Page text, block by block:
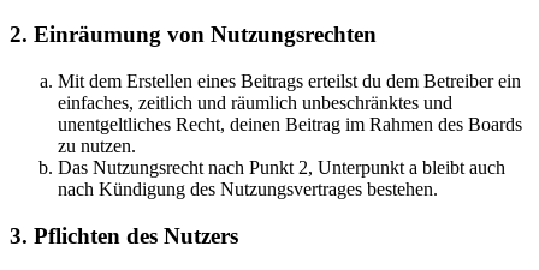
2. Einräumung von Nutzungsrechten
Mit dem Erstellen eines Beitrags erteilst du dem Betreiber ein
einfaches, zeitlich und räumlich unbeschränktes und
unentgeltliches Recht, deinen Beitrag im Rahmen des Boards
zu nutzen.
Das Nutzungsrecht nach Punkt 2, Unterpunkt a bleibt auch
nach Kündigung des Nutzungsvertrages bestehen.
3. Pflichten des Nutzers